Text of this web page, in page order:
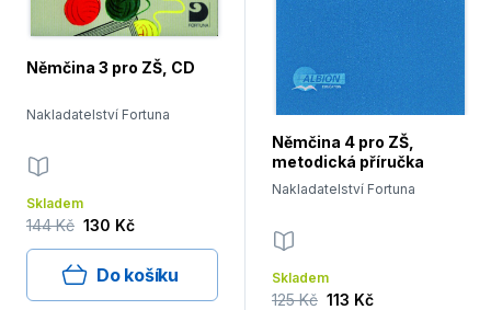
Němčina 3 pro ZŠ, CD
Nakladatelství Fortuna
Skladem
144 Kč 130 Kč
Do košíku
Němčina 4 pro ZŠ,
metodická příručka
Nakladatelství Fortuna
Skladem
125 Kč 113 Kč